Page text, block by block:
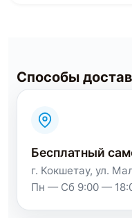
Способы
Бесплатный
г. Кокшетау, ул.
Пн — Сб 9:00 —